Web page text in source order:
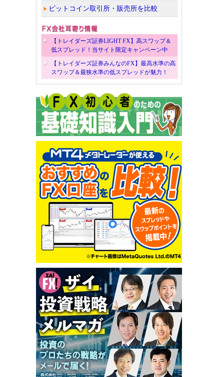
ビットコイン取引所・販売所を比較
【トレイダーズ証券LIGHT FX】高スワップ＆
低スプレッド！当サイト限定キャンペーン中
【トレイダーズ証券みんなのFX】最高水準の高
スワップ＆最狭水準の低スプレッドが魅力！